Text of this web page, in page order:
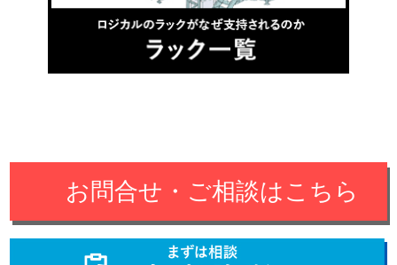
お問合せ・ご相談はこちら